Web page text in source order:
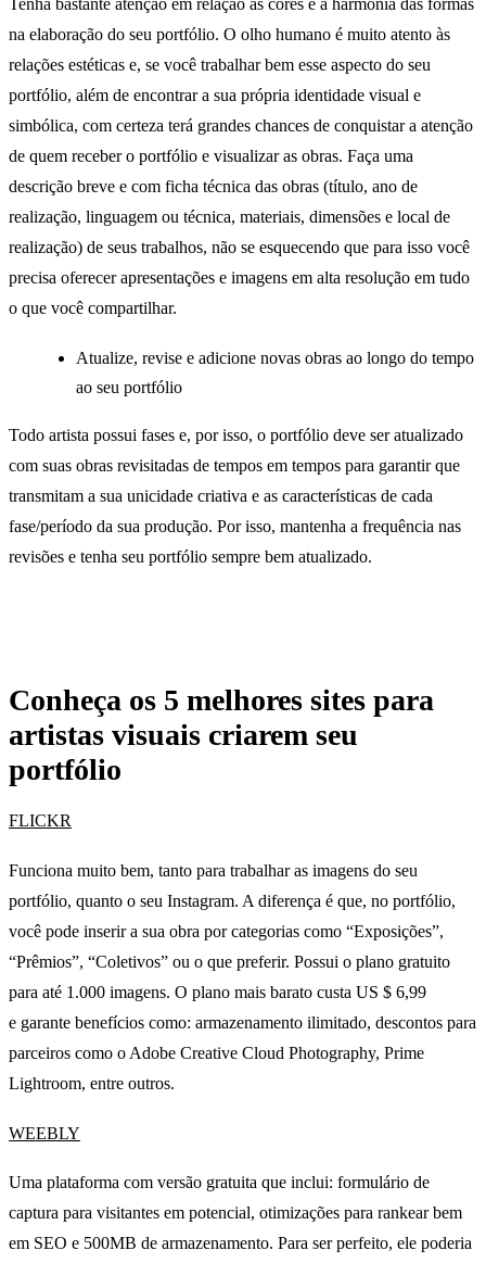
Tenha bastante atenção em relação às cores e a harmonia das formas
na elaboração do seu portfólio. O olho humano é muito atento às
relações estéticas e, se você trabalhar bem esse aspecto do seu
portfólio, além de encontrar a sua própria identidade visual e
simbólica, com certeza terá grandes chances de conquistar a atenção
de quem receber o portfólio e visualizar as obras. Faça uma
descrição breve e com ficha técnica das obras (título, ano de
realização, linguagem ou técnica, materiais, dimensões e local de
realização) de seus trabalhos, não se esquecendo que para isso você
precisa oferecer apresentações e imagens em alta resolução em tudo
o que você compartilhar.
Atualize, revise e adicione novas obras ao longo do tempo
ao seu portfólio
Todo artista possui fases e, por isso, o portfólio deve ser atualizado
com suas obras revisitadas de tempos em tempos para garantir que
transmitam a sua unicidade criativa e as características de cada
fase/período da sua produção. Por isso, mantenha a frequência nas
revisões e tenha seu portfólio sempre bem atualizado.
Conheça os 5 melhores sites para
artistas visuais criarem seu
portfólio
FLICKR
Funciona muito bem, tanto para trabalhar as imagens do seu
portfólio, quanto o seu Instagram. A diferença é que, no portfólio,
você pode inserir a sua obra por categorias como “Exposições”,
“Prêmios”, “Coletivos” ou o que preferir. Possui o plano gratuito
para até 1.000 imagens. O plano mais barato custa US $ 6,99
e garante benefícios como: armazenamento ilimitado, descontos para
parceiros como o Adobe Creative Cloud Photography, Prime
Lightroom, entre outros.
WEEBLY
Uma plataforma com versão gratuita que inclui: formulário de
captura para visitantes em potencial, otimizações para rankear bem
em SEO e 500MB de armazenamento. Para ser perfeito, ele poderia